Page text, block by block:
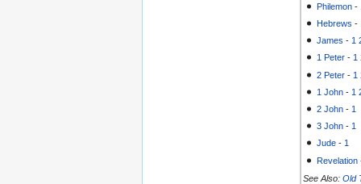
Philemon -
Hebrews -
James - 1
1 Peter -1
2 Peter - 1
1 John - 1
2 John - 1
3 John - 1
Jude -1
Revelation
See Also: Old